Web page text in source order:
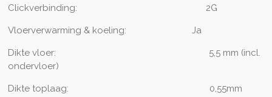
Clickverbinding: 2G
Vloerverwarming & koeling: Ja
Dikte vloer: 5,5 mm (incl.
ondervloer)
Dikte toplaag: 0,55mm